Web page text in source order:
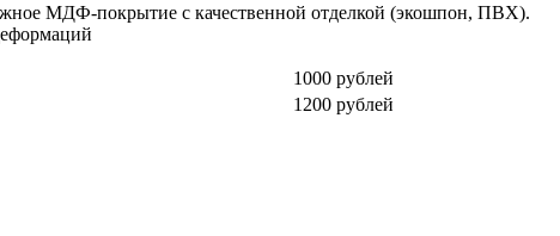
МДФ-покрытие с качественной отделкой (экошпон, ПВХ).
1000 рублей
1200 рублей